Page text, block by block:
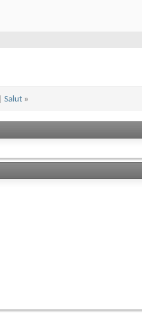
Salut »